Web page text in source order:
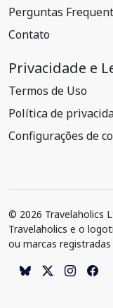
Perguntas
Contato
Privacidade e
Termos de Uso
Política de
Configurações de
© 2026 Travelaholics
Travelaholics e o
ou marcas